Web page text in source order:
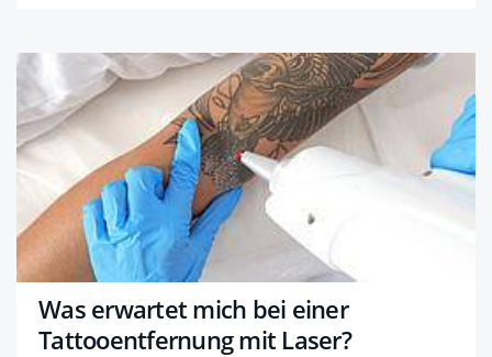
Was erwartet mich bei einer
Tattooentfernung mit Laser?